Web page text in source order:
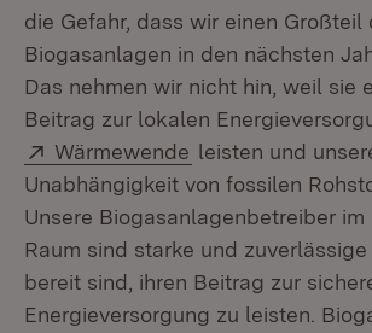
die Gefahr, dass wir einen Großteil
Biogasanlagen in den nächsten
Das nehmen wir nicht hin, weil sie
Beitrag zur lokalen
Extern:
Wärmewende (Öffnet in neuem
leisten und
Unabhängigkeit von fossilen
Unsere Biogasanlagenbetreiber
Raum sind starke und zuverlässige
bereit sind, ihren Beitrag zur
Energieversorgung zu leisten.